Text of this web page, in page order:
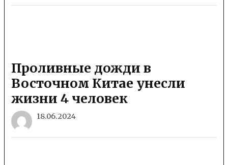
Проливные дожди в
Восточном Китае унесли
жизни 4 человек
18.06.2024